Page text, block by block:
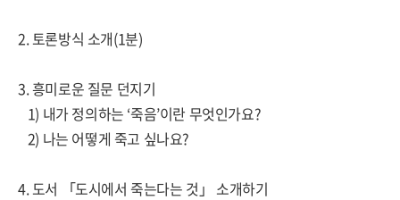
2.토론방식 소개(1분)
3.흥미로운 질문 던지기
1) 내가 정의하는 ‘죽음’이란 무엇인가요?
2) 나는 어떻게 죽고 싶나요?
4.도서 「도시에서 죽는다는 것 」소개하기